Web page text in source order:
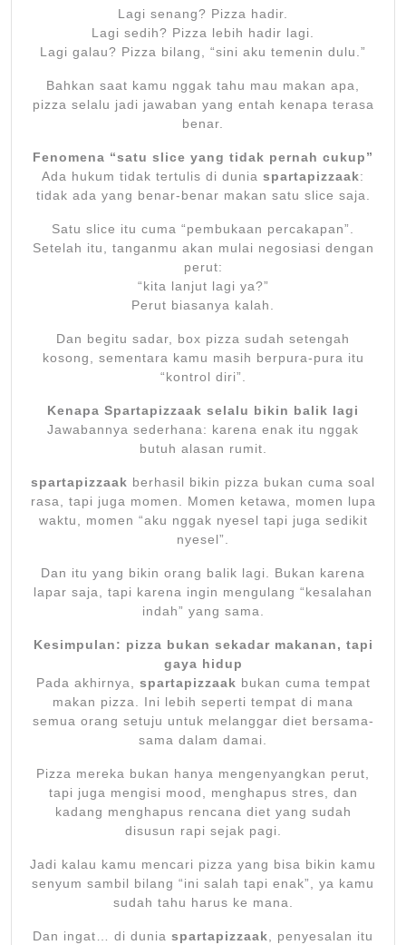
Lagi senang? Pizza hadir.
Lagi sedih? Pizza lebih hadir lagi.
Lagi galau? Pizza bilang, “sini aku temenin dulu.”
Bahkan saat kamu nggak tahu mau makan apa,
pizza selalu jadi jawaban yang entah kenapa terasa
benar.
Fenomena “satu slice yang tidak pernah cukup”
Ada hukum tidak tertulis di dunia spartapizzaak:
tidak ada yang benar-benar makan satu slice saja.
Satu slice itu cuma “pembukaan percakapan”.
Setelah itu, tanganmu akan mulai negosiasi dengan
perut:
“kita lanjut lagi ya?”
Perut biasanya kalah.
Dan begitu sadar, box pizza sudah setengah
kosong, sementara kamu masih berpura-pura itu
“kontrol diri”.
Kenapa Spartapizzaak selalu bikin balik lagi
Jawabannya sederhana: karena enak itu nggak
butuh alasan rumit.
spartapizzaak berhasil bikin pizza bukan cuma soal
rasa, tapi juga momen. Momen ketawa, momen lupa
waktu, momen “aku nggak nyesel tapi juga sedikit
nyesel”.
Dan itu yang bikin orang balik lagi. Bukan karena
lapar saja, tapi karena ingin mengulang “kesalahan
indah” yang sama.
Kesimpulan: pizza bukan sekadar makanan, tapi
gaya hidup
Pada akhirnya, spartapizzaak bukan cuma tempat
makan pizza. Ini lebih seperti tempat di mana
semua orang setuju untuk melanggar diet bersama-
sama dalam damai.
Pizza mereka bukan hanya mengenyangkan perut,
tapi juga mengisi mood, menghapus stres, dan
kadang menghapus rencana diet yang sudah
disusun rapi sejak pagi.
Jadi kalau kamu mencari pizza yang bisa bikin kamu
senyum sambil bilang “ini salah tapi enak”, ya kamu
sudah tahu harus ke mana.
Dan ingat… di dunia spartapizzaak, penyesalan itu